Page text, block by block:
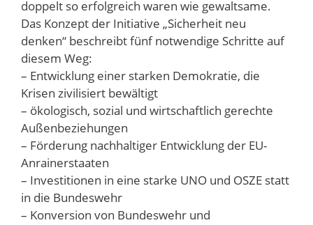
doppelt so erfolgreich waren wie gewaltsame.
Das Konzept der Initiative „Sicherheit neu
denken“ beschreibt fünf notwendige Schritte auf
diesem Weg:
– Entwicklung einer starken Demokratie, die
Krisen zivilisiert bewältigt
– ökologisch, sozial und wirtschaftlich gerechte
Außenbeziehungen
– Förderung nachhaltiger Entwicklung der EU-
Anrainerstaaten
– Investitionen in eine starke UNO und OSZE statt
in die Bundeswehr
– Konversion von Bundeswehr und